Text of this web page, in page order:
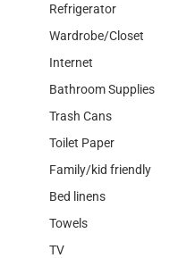
Refrigerator
Wardrobe/Closet
Internet
Bathroom Supplies
Trash Cans
Toilet Paper
Family/kid friendly
Bed linens
Towels
TV